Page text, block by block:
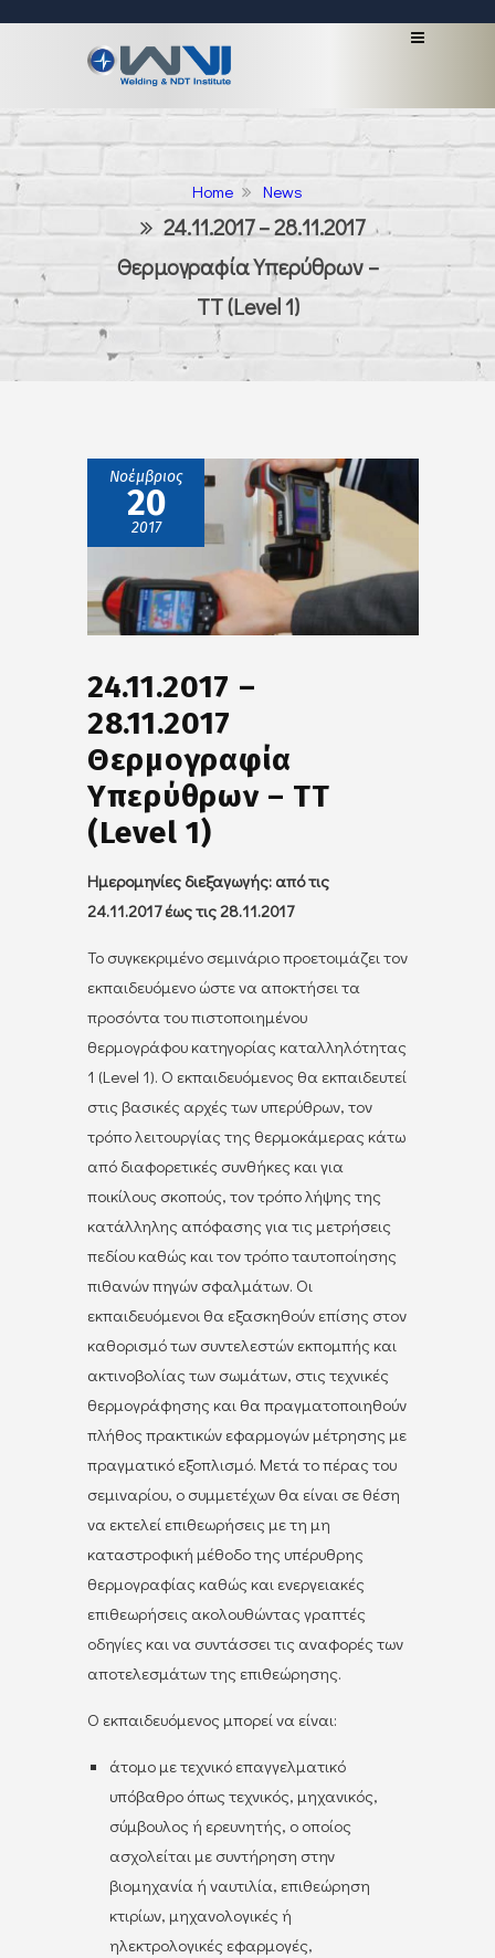
Home News
24.11.2017 – 28.11.2017
Θερμογραφία Υπερύθρων –
TT (Level 1)
Νοέμβριος
20
2017
24.11.2017 –
28.11.2017
Θερμογραφία
Υπερύθρων – TT
(Level 1)
Ημερομηνίες διεξαγωγής: από τις
24.11.2017 έως τις 28.11.2017
Το συγκεκριμένο σεμινάριο προετοιμάζει τον
εκπαιδευόμενο ώστε να αποκτήσει τα
προσόντα του πιστοποιημένου
θερμογράφου κατηγορίας καταλληλότητας
1 (Level 1). Ο εκπαιδευόμενος θα εκπαιδευτεί
στις βασικές αρχές των υπερύθρων, τον
τρόπο λειτουργίας της θερμοκάμερας κάτω
από διαφορετικές συνθήκες και για
ποικίλους σκοπούς, τον τρόπο λήψης της
κατάλληλης απόφασης για τις μετρήσεις
πεδίου καθώς και τον τρόπο ταυτοποίησης
πιθανών πηγών σφαλμάτων. Οι
εκπαιδευόμενοι θα εξασκηθούν επίσης στον
καθορισμό των συντελεστών εκπομπής και
ακτινοβολίας των σωμάτων, στις τεχνικές
θερμογράφησης και θα πραγματοποιηθούν
πλήθος πρακτικών εφαρμογών μέτρησης με
πραγματικό εξοπλισμό. Μετά το πέρας του
σεμιναρίου, ο συμμετέχων θα είναι σε θέση
να εκτελεί επιθεωρήσεις με τη μη
καταστροφική μέθοδο της υπέρυθρης
θερμογραφίας καθώς και ενεργειακές
επιθεωρήσεις ακολουθώντας γραπτές
οδηγίες και να συντάσσει τις αναφορές των
αποτελεσμάτων της επιθεώρησης.
Ο εκπαιδευόμενος μπορεί να είναι:
άτομο με τεχνικό επαγγελματικό
υπόβαθρο όπως τεχνικός, μηχανικός,
σύμβουλος ή ερευνητής, ο οποίος
ασχολείται με συντήρηση στην
βιομηχανία ή ναυτιλία, επιθεώρηση
κτιρίων, μηχανολογικές ή
ηλεκτρολογικές εφαρμογές,